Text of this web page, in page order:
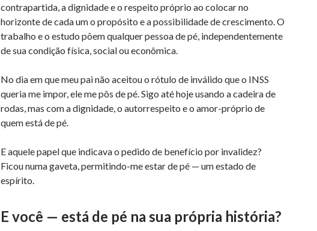
contrapartida, a dignidade e o respeito próprio ao colocar no
horizonte de cada um o propósito e a possibilidade de crescimento. O
trabalho e o estudo põem qualquer pessoa de pé, independentemente
de sua condição física, social ou econômica.
No dia em que meu pai não aceitou o rótulo de inválido que o INSS
queria me impor, ele me pôs de pé. Sigo até hoje usando a cadeira de
rodas, mas com a dignidade, o autorrespeito e o amor-próprio de
quem está de pé.
E aquele papel que indicava o pedido de benefício por invalidez?
Ficou numa gaveta, permitindo-me estar de pé — um estado de
espírito.
E você — está de pé na sua própria história?